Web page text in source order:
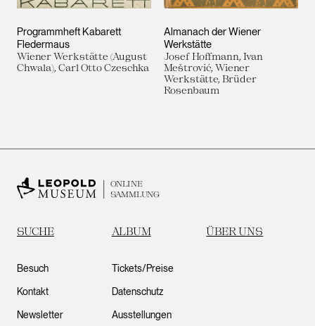
Programmheft Kabarett
Fledermaus
Wiener Werkstätte (August
Chwala), Carl Otto Czeschka
Almanach der Wiener
Werkstätte
Josef Hoffmann, Ivan
Meštrović, Wiener
Werkstätte, Brüder
Rosenbaum
ONLINE
SAMMLUNG
SUCHE ALBUM ÜBER UNS
Besuch
Kontakt
Newsletter
Tickets/Preise
Datenschutz
Ausstellungen